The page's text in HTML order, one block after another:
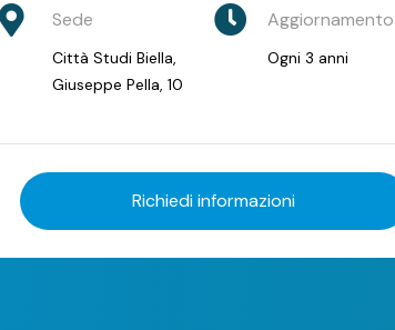
Sede
Città Studi Biella,
Giuseppe Pella, 10
Aggiornamento
Ogni 3 anni
Richiedi informazioni